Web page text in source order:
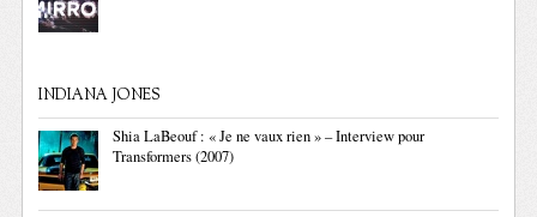
INDIANA JONES
Shia LaBeouf : « Je ne vaux rien » – Interview pour
Transformers (2007)